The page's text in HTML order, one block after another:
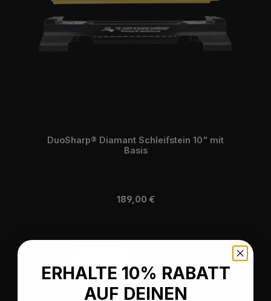
DuoSharp® Diamant Schleifstein 10" mit
Basis
Regulärer Preis:
189,00 €
ERHALTE 10% RABATT
AUF DEINEN